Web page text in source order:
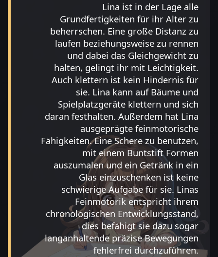
Lina ist in der Lage alle
Grundfertigkeiten für ihr Alter zu
beherrschen. Eine große Distanz zu
laufen beziehungsweise zu rennen
und dabei das Gleichgewicht zu
halten, gelingt ihr mit Leichtigkeit.
Auch klettern ist kein Hindernis für
sie. Lina kann auf Bäume und
Spielplatzgeräte klettern und sich
daran festhalten. Außerdem hat Lina
ausgeprägte feinmotorische
Fähigkeiten. Eine Schere zu benutzen,
mit einem Buntstift Formen
auszumalen und ein Getränk in ein
Glas einzuschenken ist keine
schwierige Aufgabe für sie. Linas
Feinmotorik entspricht ihrem
chronologischen Entwicklungsstand,
dies befähigt sie dazu sogar
langanhaltende präzise Bewegungen
fehlerfrei durchzuführen.